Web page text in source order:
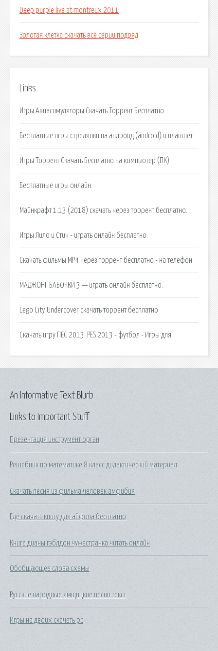
Deep purple live at montreux 2011
Золотая клетка скачать все серии подряд
Links
Игры Авиасимуляторы Скачать Торрент Бесплатно.
Бесплатные игры стрелялки на андроид (android) и планшет.
Игры Торрент Скачать Бесплатно на компьютер (ПК)
Бесплатные игры онлайн.
Майнкрафт 1.13 (2018) cкачать через торрент бесплатно.
Игры Лило и Стич - играть онлайн бесплатно.
Скачать фильмы MP4 через торрент бесплатно - на телефон.
МАДЖОНГ БАБОЧКИ 3 — играть онлайн бесплатно.
Lego City Undercover скачать торрент бесплатно
Cкачать игру ПЕС 2013. PES 2013 - футбол - Игры для.
Links to Important Stuff
Презентация инструмент орган
Решебник по математике 8 класс дидактический материал
Скачать песня из фильма человек амфибия
Где скачать книгу для айфона бесплатно
Книга дианы гэблдон чужестранка читать онлайн
Обобщающее слова схемы
Русские народные ямщицкие песни текст
Игры на двоих скачать pc
An Informative Text Blurb